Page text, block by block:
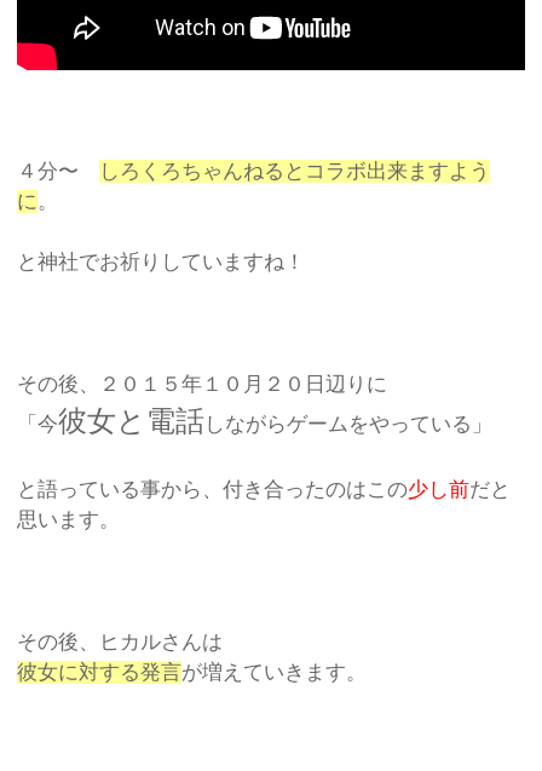
４分〜
しろくろちゃんねるとコラボ出来ますよう
に。
と神社でお祈りしていますね！
その後、２０１５年１０月２０日辺りに
「今彼女と電話 しながらゲームをやっている」
と語っている事から、付き合ったのはこの少し前だと
思います。
その後、ヒカルさんは
彼女に対する発言が増えていきます。